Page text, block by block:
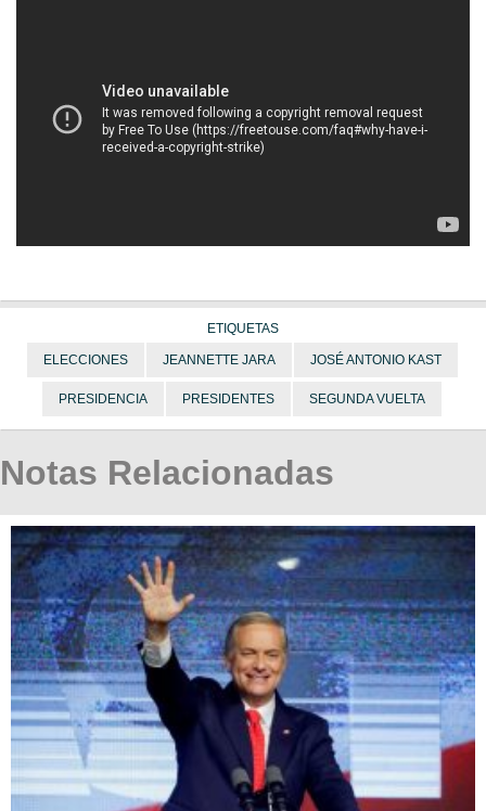
ETIQUETAS
ELECCIONES JEANNETTE JARA JOSÉ ANTONIO KAST
PRESIDENCIA PRESIDENTES SEGUNDA VUELTA
Notas Relacionadas